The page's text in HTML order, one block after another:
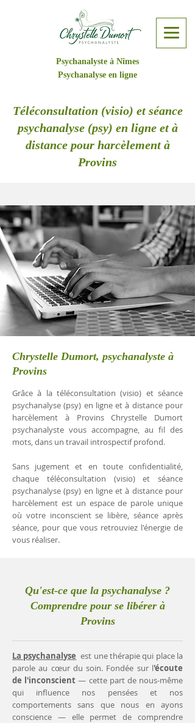
Psychanalyste à Nîmes
Psychanalyse en ligne
Téléconsultation (visio) et séance
psychanalyse (psy) en ligne et à
distance pour harcèlement à
Provins
Chrystelle Dumort, psychanalyste à
Provins
Grâce à la téléconsultation (visio) et séance
psychanalyse (psy) en ligne et à distance pour
harcèlement à Provins Chrystelle Dumort
psychanalyste vous accompagne, au fil des
mots, dans un travail introspectif profond.
Sans jugement et en toute confidentialité,
chaque téléconsultation (visio) et séance
psychanalyse (psy) en ligne et à distance pour
harcèlement est un espace de parole unique
où votre inconscient se libère, séance après
séance, pour que vous retrouviez l'énergie de
vous réaliser.
Qu'est-ce que la psychanalyse ?
Comprendre pour se libérer à
Provins
La psychanalyse est une thérapie qui place la
parole au cœur du soin. Fondée sur l'écoute
de l'inconscient— cette part de nous-même
qui influence nos pensées et nos
comportements sans que nous en ayons
conscience — elle permet de comprendre